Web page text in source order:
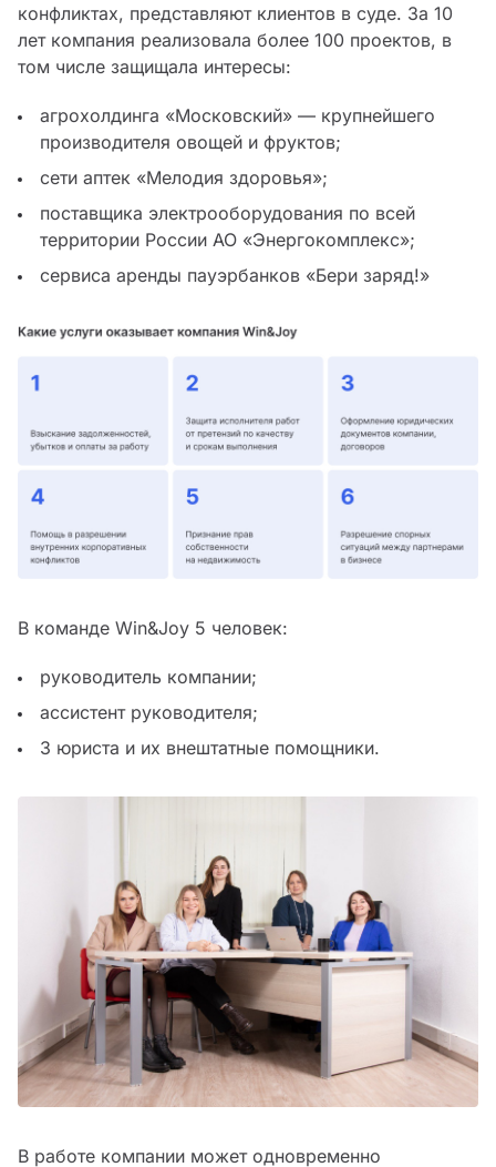
конфликтах, представляют клиентов в суде. За 10
лет компания реализовала более 100 проектов, в
том числе защищала интересы:
агрохолдинга «Московский» — крупнейшего
производителя овощей и фруктов;
сети аптек «Мелодия здоровья»;
поставщика электрооборудования по всей
территории России АО «Энергокомплекс»;
сервиса аренды пауэрбанков «Бери заряд!»
В команде Win&Joy 5 человек:
руководитель компании;
ассистент руководителя;
3 юриста и их внештатные помощники.
В работе компании может одновременно